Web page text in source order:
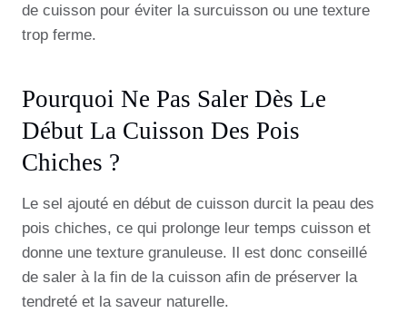
de cuisson pour éviter la surcuisson ou une texture
trop ferme.
Pourquoi Ne Pas Saler Dès Le
Début La Cuisson Des Pois
Chiches ?
Le sel ajouté en début de cuisson durcit la peau des
pois chiches, ce qui prolonge leur temps cuisson et
donne une texture granuleuse. Il est donc conseillé
de saler à la fin de la cuisson afin de préserver la
tendreté et la saveur naturelle.